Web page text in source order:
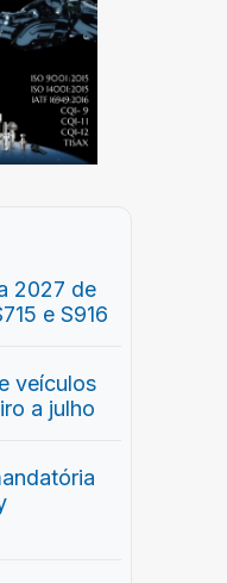
2027 de
e S916
veículos
a julho